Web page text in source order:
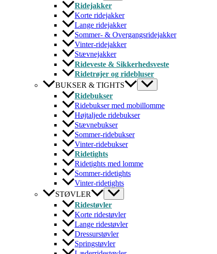
Ridejakker
Korte ridejakker
Lange ridejakker
Sommer- & Overgangsridejakker
Vinter-ridejakker
Stævnejakker
Rideveste & Sikkerhedsveste
Ridetrøjer og ridebluser
BUKSER & TIGHTS
Ridebukser
Ridebukser med mobillomme
Højtaljede ridebukser
Stævnebukser
Sommer-ridebukser
Vinter-ridebukser
Ridetights
Ridetights med lomme
Sommer-ridetights
Vinter-ridetights
STØVLER
Ridestøvler
Korte ridestøvler
Lange ridestøvler
Dressurstøvler
Springstøvler